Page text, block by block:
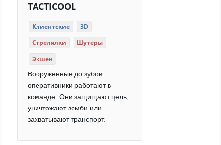
TACTICOOL
Клиентские
3D
Стрелялки
Шутеры
Экшен
Вооруженные до зубов
оперативники работают в
команде. Они защищают цель,
уничтожают зомби или
захватывают транспорт.